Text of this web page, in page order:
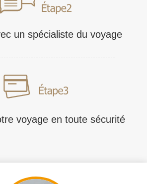
un spécialiste du voyage
voyage en toute sécurité